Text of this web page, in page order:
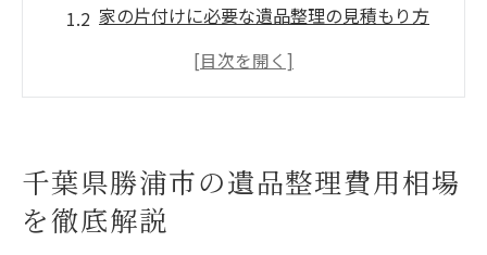
家の片付けに必要な遺品整理の見積もり方
千葉県勝浦市で安心できる遺品整理業者の
選び方
千葉県勝浦市の遺品整理費用相場
を徹底解説